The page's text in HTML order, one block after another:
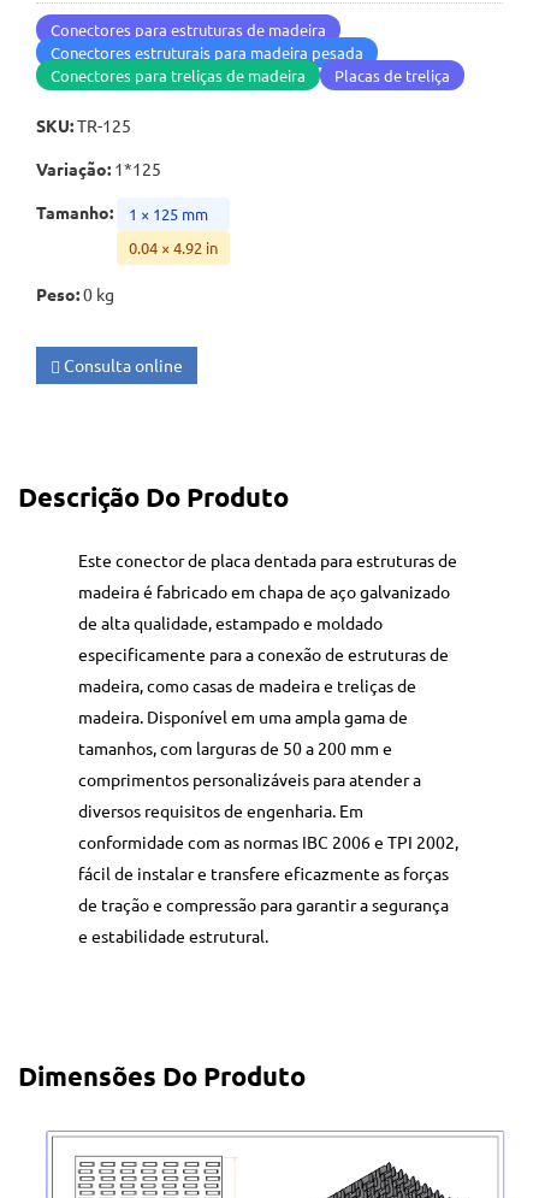
Conectores para estruturas de madeira
Conectores estruturais para madeira pesada
Conectores para treliças de madeira
Placas de treliça
SKU:TR-125
Variação: 1*125
Tamanho:
1 × 125 mm
0.04 × 4.92 in
Peso:0 kg
Consulta online
Descrição Do Produto
Este conector de placa dentada para estruturas de
madeira é fabricado em chapa de aço galvanizado
de alta qualidade, estampado e moldado
especificamente para a conexão de estruturas de
madeira, como casas de madeira e treliças de
madeira. Disponível em uma ampla gama de
tamanhos, com larguras de 50 a 200 mm e
comprimentos personalizáveis para atender a
diversos requisitos de engenharia. Em
conformidade com as normas IBC 2006 e TPI 2002,
fácil de instalar e transfere eficazmente as forças
de tração e compressão para garantir a segurança
e estabilidade estrutural.
Dimensões Do Produto